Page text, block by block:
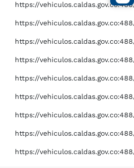
https://vehiculos.caldas.gov.co:488/
https://vehiculos.caldas.gov.co:488/
https://vehiculos.caldas.gov.co:488/
https://vehiculos.caldas.gov.co:488/
https://vehiculos.caldas.gov.co:488/
https://vehiculos.caldas.gov.co:488/
https://vehiculos.caldas.gov.co:488/
https://vehiculos.caldas.gov.co:488/
https://vehiculos.caldas.gov.co:488/